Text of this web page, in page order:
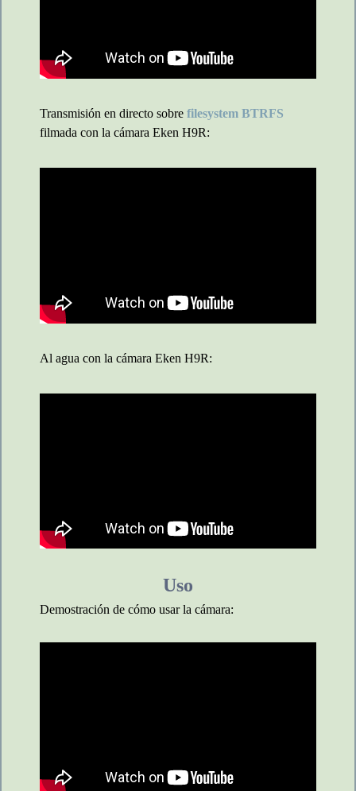
Transmisión en directo sobre filesystem BTRFS
filmada con la cámara Eken H9R:
Al agua con la cámara Eken H9R:
Uso
Demostración de cómo usar la cámara: